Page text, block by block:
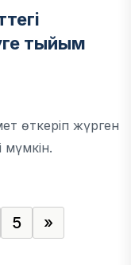
тыйым
өткеріп жүрген
мүмкін.
5 »